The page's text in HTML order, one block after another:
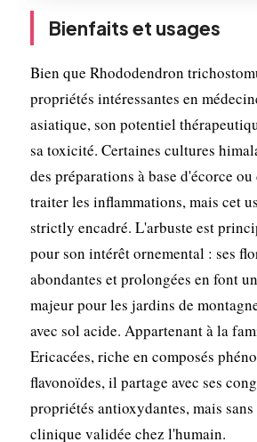
Bienfaits et usages
Bien que Rhododendron
propriétés intéressantes en
asiatique, son potentiel
sa toxicité. Certaines cultures
des préparations à base d'écorce
traiter les inflammations, mais cet
strictly encadré. L'arbuste est
pour son intérêt ornemental : ses
abondantes et prolongées en font
majeur pour les jardins de
avec sol acide. Appartenant à la
Ericacées, riche en composés
flavonoïdes, il partage avec ses
propriétés antioxydantes, mais
clinique validée chez l'humain.